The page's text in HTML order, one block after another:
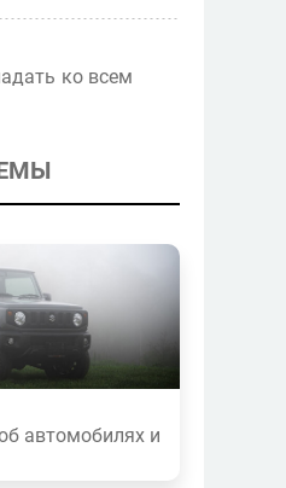
ко всем
автомобилях и